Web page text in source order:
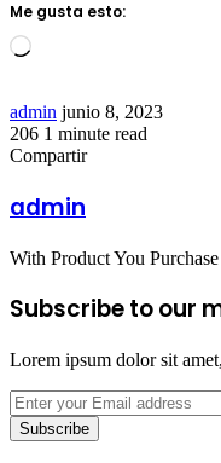
Me gusta esto:
Loading…
admin Send
an
email
junio 8, 2023
206 1 minute read
Facebook
Twitter
LinkedIn
Tumblr
Pinterest
Reddit
VKontakte
Odnoklassniki
Pocket
Compartir
via
Email
admin
With Product You Purchase
Subscribe to our
Lorem ipsum dolor sit
Enter
your
Email